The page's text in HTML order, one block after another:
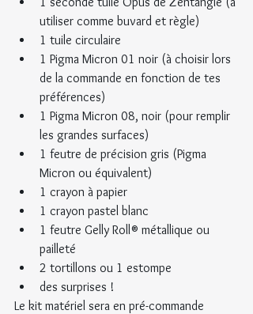
utiliser comme buvard et règle)
1 tuile circulaire
1 Pigma Micron 01 noir (à choisir lors
de la commande en fonction de tes
préférences)
1 Pigma Micron 08, noir (pour remplir
les grandes surfaces)
1 feutre de précision gris (Pigma
Micron ou équivalent)
1 crayon à papier
1 crayon pastel blanc
1 feutre Gelly Roll® métallique ou
pailleté
2 tortillons ou 1 estompe
des surprises !
Le kit matériel sera en pré-commande